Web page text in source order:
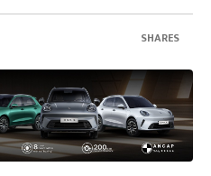
SHARES